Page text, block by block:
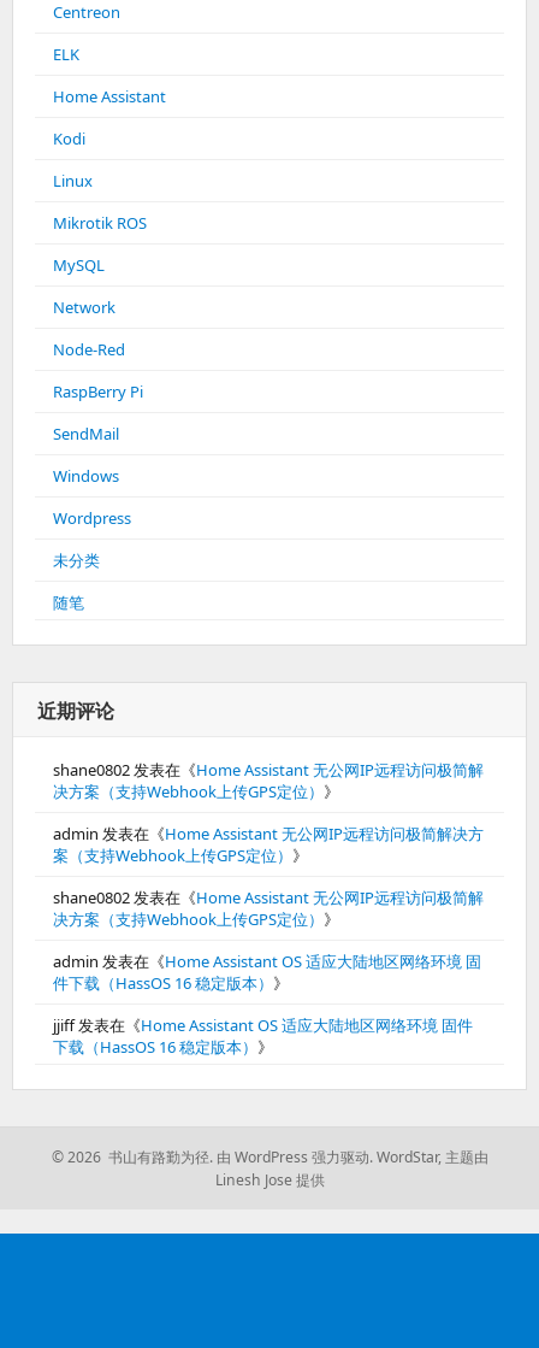
Centreon
ELK
Home Assistant
Kodi
Linux
Mikrotik ROS
MySQL
Network
Node-Red
RaspBerry Pi
SendMail
Windows
Wordpress
未分类
随笔
近期评论
shane0802发表在《Home Assistant 无公网IP远程访问极简解
决方案（支持Webhook上传GPS定位） 》
admin 发表在《Home Assistant 无公网IP远程访问极简解决方
案（支持Webhook上传GPS定位） 》
shane0802发表在《Home Assistant 无公网IP远程访问极简解
决方案（支持Webhook上传GPS定位） 》
admin 发表在《Home Assistant OS 适应大陆地区网络环境 固
件下载（HassOS 16 稳定版本） 》
jjiff发表在《Home Assistant OS 适应大陆地区网络环境 固件
下载（HassOS 16 稳定版本） 》
© 2026 书山有路勤为径. 由 WordPress 强力驱动. WordStar, 主题由
Linesh Jose 提供